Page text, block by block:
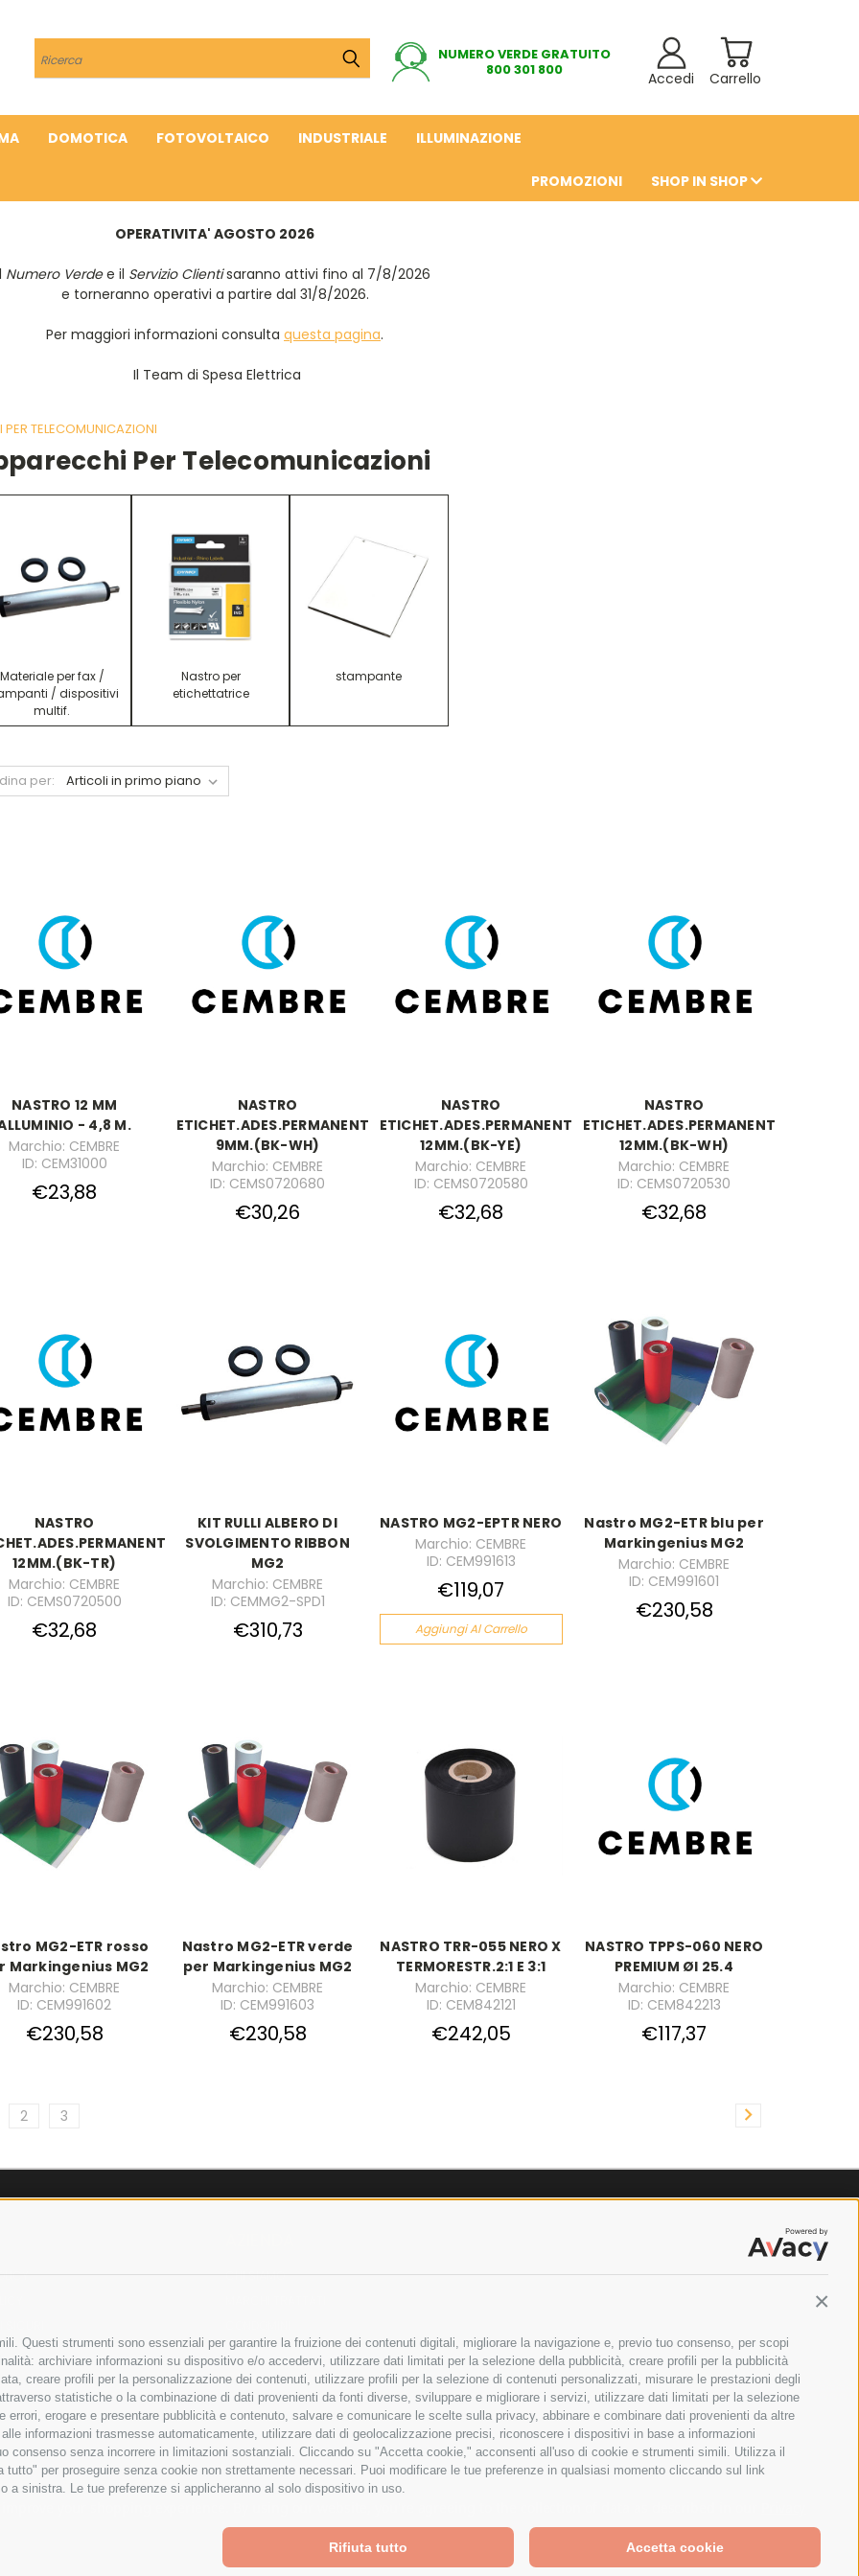
Questi strumenti sono essenziali per garantire la fruizione dei contenuti digitali, migliorare la navigazione e, previo tuo consenso, per scopi
archiviare informazioni su dispositivo e/o accedervi, utilizzare dati limitati per la selezione della pubblicità, creare profili per la pubblicità
creare profili per la personalizzazione dei contenuti, utilizzare profili per la selezione di contenuti personalizzati, misurare le prestazioni degli
statistiche o la combinazione di dati provenienti da fonti diverse, sviluppare e migliorare i servizi, utilizzare dati limitati per la selezione
erogare e presentare pubblicità e contenuto, salvare e comunicare le scelte sulla privacy, abbinare e combinare dati provenienti da altre
informazioni trasmesse automaticamente, utilizzare dati di geolocalizzazione precisi, riconoscere i dispositivi in base a informazioni
consenso senza incorrere in limitazioni sostanziali. Cliccando su "Accetta cookie," acconsenti all'uso di cookie e strumenti simili. Utilizza il
per proseguire senza cookie non strettamente necessari. Puoi modificare le tue preferenze in qualsiasi momento cliccando sul link
a sinistra. Le tue preferenze si applicheranno al solo dispositivo in uso.
Accetta cookie
Rifiuta tutto
Cerca
NUMERO VERDE GRATUITO
800 301 800
Carrello
Accedi
DOMOTICA FOTOVOLTAICO INDUSTRIALE ILLUMINAZIONE
PROMOZIONI SHOP IN SHOP
OPERATIVITA' AGOSTO 2026
Numero Verdee il Servizio Clientisaranno attivi fino al 7/8/2026
e torneranno operativi a partire dal 31/8/2026.
Per maggiori informazioni consulta questa pagina.
Il Team di Spesa Elettrica
TELECOMUNICAZIONI
Per Telecomunicazioni
Materiale per fax /
/ dispositivi
multif.
Nastro per
etichettatrice
stampante
per:
NASTRO 12 MM
- 4,8 M.
Marchio: CEMBRE
ID: CEM31000
€23,88
NASTRO
ETICHET.ADES.PERMANENTE
9MM.(BK-WH)
Marchio: CEMBRE
ID: CEMS0720680
€30,26
NASTRO
ETICHET.ADES.PERMANENTE
12MM.(BK-YE)
Marchio: CEMBRE
ID: CEMS0720580
€32,68
NASTRO
ETICHET.ADES.PERMANENTE
12MM.(BK-WH)
Marchio: CEMBRE
ID: CEMS0720530
€32,68
NASTRO
12MM.(BK-TR)
Marchio: CEMBRE
ID: CEMS0720500
€32,68
KIT RULLI ALBERO DI
SVOLGIMENTO RIBBON
MG2
Marchio: CEMBRE
ID: CEMMG2-SPD1
€310,73
NASTRO MG2-EPTR NERO
Marchio: CEMBRE
ID: CEM991613
€119,07
Aggiungi Al Carrello
Nastro MG2-ETR blu per
Markingenius MG2
Marchio: CEMBRE
ID: CEM991601
€230,58
MG2-ETR rosso
Markingenius MG2
Marchio: CEMBRE
ID: CEM991602
€230,58
Nastro MG2-ETR verde
per Markingenius MG2
Marchio: CEMBRE
ID: CEM991603
€230,58
NASTRO TRR-055 NERO X
TERMORESTR.2:1 E 3:1
Marchio: CEMBRE
ID: CEM842121
€242,05
NASTRO TPPS-060 NERO
PREMIUM ØI 25.4
Marchio: CEMBRE
ID: CEM842213
€117,37
2 3
CHI SIAMO
Bonifico
Bancario